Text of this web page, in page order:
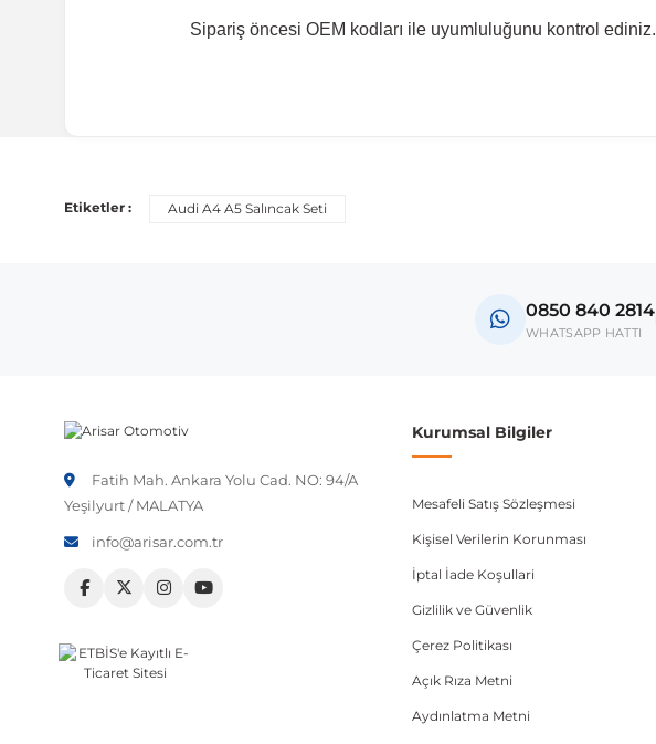
Sipariş öncesi OEM kodları ile uyumluluğunu kontrol ediniz.
A5 8T
Etiketler : Audi A4 A5 Salıncak Seti
0850 840 2814
WHATSAPP HATTI
Fatih Mah. Ankara Yolu Cad. NO: 94/A
Yeşilyurt / MALATYA
info@arisar.com.tr
Kurumsal Bilgiler
Mesafeli Satış Sözleşmesi
Kişisel Verilerin Korunması
İptal İade Koşullari
Gizlilik ve Güvenlik
Çerez Politikası
Açık Rıza Metni
Aydınlatma Metni